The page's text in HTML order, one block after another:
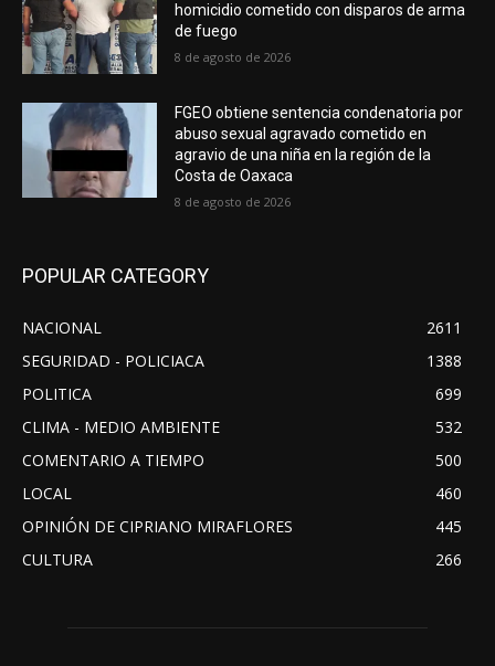
homicidio cometido con disparos de arma
de fuego
8 de agosto de 2026
FGEO obtiene sentencia condenatoria por
abuso sexual agravado cometido en
agravio de una niña en la región de la
Costa de Oaxaca
8 de agosto de 2026
POPULAR CATEGORY
NACIONAL
2611
SEGURIDAD - POLICIACA
1388
POLITICA
699
CLIMA - MEDIO AMBIENTE
532
COMENTARIO A TIEMPO
500
LOCAL
460
OPINIÓN DE CIPRIANO MIRAFLORES
445
CULTURA
266